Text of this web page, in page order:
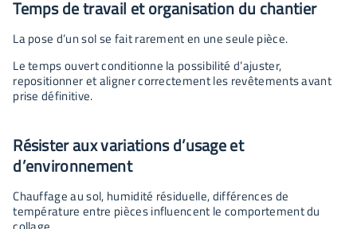
Temps de travail et organisation du chantier
La pose d’un sol se fait rarement en une seule pièce.
Le temps ouvert conditionne la possibilité d’ajuster,
repositionner et aligner correctement les revêtements avant
prise définitive.
Résister aux variations d’usage et
d’environnement
Chauffage au sol, humidité résiduelle, différences de
température entre pièces influencent le comportement du